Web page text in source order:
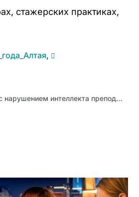
стажерских практиках,
,
Современные технологии сопровождения детей с нарушением интеллекта преподают в АИРО